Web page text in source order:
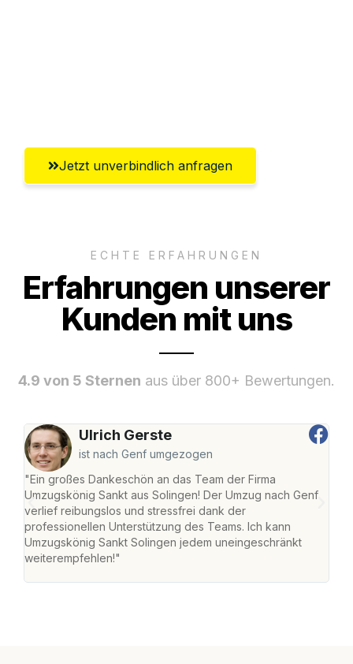
Jetzt unverbindlich anfragen
ECHTE ERFAHRUNGEN
Erfahrungen unserer
Kunden mit uns
4.9 von 5 Sternen aus über 800+ Bewertungen.
Ulrich Gerste
ist nach Genf umgezogen
"Ein großes Dankeschön an das Team der Firma
Umzugskönig Sankt aus Solingen! Der Umzug nach Genf
verlief reibungslos und stressfrei dank der
professionellen Unterstützung des Teams. Ich kann
Umzugskönig Sankt Solingen jedem uneingeschränkt
weiterempfehlen!"